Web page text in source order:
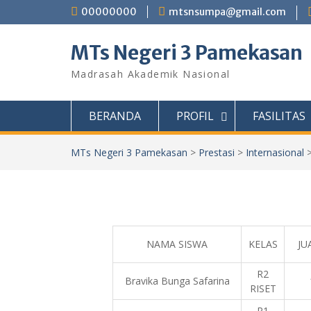
to
00000000 mtsnsumpa@gmail.com
MTs Negeri 3 Pamekasan
Madrasah Akademik Nasional
BERANDA PROFIL FASILITAS
MTs Negeri 3 Pamekasan > Prestasi > Internasional
NAMA SISWA KELAS
Bravika Bunga Safarina
R2
RISET